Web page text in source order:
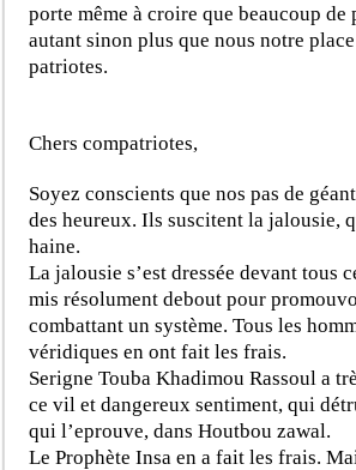
porte même à croire que beaucoup
autant sinon plus que nous notre
patriotes.
Chers compatriotes,
Soyez conscients que nos pas de
des heureux. Ils suscitent la jalousie,
haine.
La jalousie s’est dressée devant tous
mis résolument debout pour
combattant un système. Tous les
véridiques en ont fait les frais.
Serigne Touba Khadimou Rassoul a
ce vil et dangereux sentiment, qui
qui l’eprouve, dans Houtbou zawal.
Le Prophète Insa en a fait les frais.